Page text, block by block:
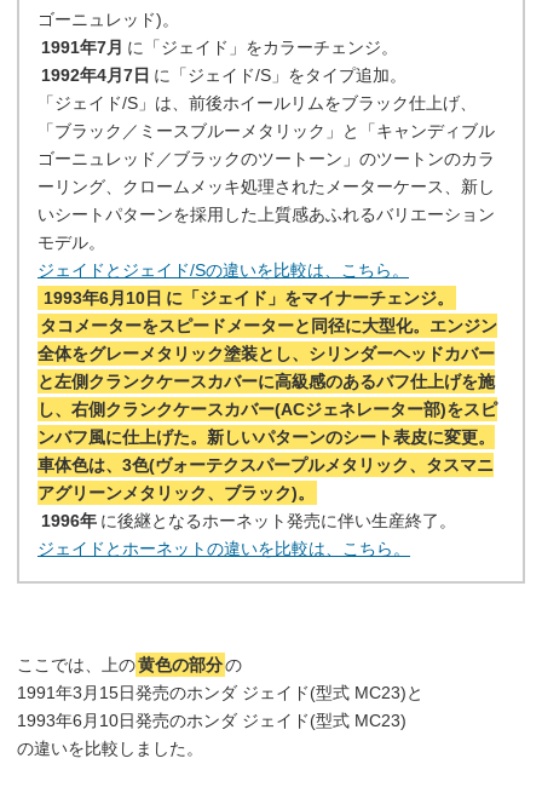
ゴーニュレッド)。
1991年7月 に「ジェイド」をカラーチェンジ。
1992年4月7日 に「ジェイド/S」をタイプ追加。
「ジェイド/S」は、前後ホイールリムをブラック仕上げ、
「ブラック／ミースブルーメタリック」と「キャンディブル
ゴーニュレッド／ブラックのツートーン」のツートンのカラ
ーリング、クロームメッキ処理されたメーターケース、新し
いシートパターンを採用した上質感あふれるバリエーション
モデル。
ジェイドとジェイド/Sの違いを比較は、こちら。
1993年6月10日 に「ジェイド」をマイナーチェンジ。
タコメーターをスピードメーターと同径に大型化。エンジン
全体をグレーメタリック塗装とし、シリンダーヘッドカバー
と左側クランクケースカバーに高級感のあるバフ仕上げを施
し、右側クランクケースカバー(ACジェネレーター部)をスピ
ンバフ風に仕上げた。新しいパターンのシート表皮に変更。
車体色は、3色(ヴォーテクスパープルメタリック、タスマニ
アグリーンメタリック、ブラック)。
1996年 に後継となるホーネット発売に伴い生産終了。
ジェイドとホーネットの違いを比較は、こちら。
ここでは、上の黄色の部分の
1991年3月15日発売のホンダ ジェイド(型式 MC23)と
1993年6月10日発売のホンダ ジェイド(型式 MC23)
の違いを比較しました。